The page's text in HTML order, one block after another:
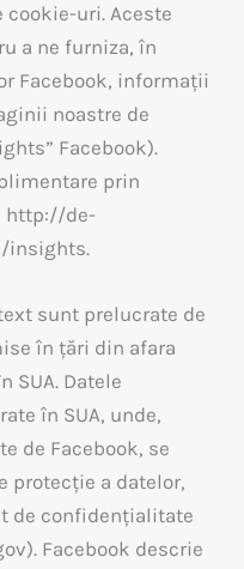
uri. Aceste
a ne furniza, în
Facebook, informații
noastre de
Facebook).
prin
http://de-
insights.
sunt prelucrate de
în țări din afara
SUA. Datele
în SUA, unde,
de Facebook, se
protecție a datelor,
de confidențialitate
Facebook descrie